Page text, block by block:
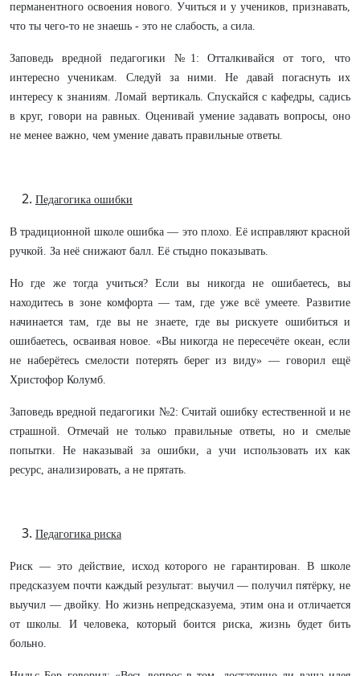
перманентного освоения нового. Учиться и у учеников, признавать,
что ты чего-то не знаешь - это не слабость, а сила.
Заповедь вредной педагогики №1: Отталкивайся от того, что
интересно ученикам. Следуй за ними. Не давай погаснуть их
интересу к знаниям. Ломай вертикаль. Спускайся с кафедры, садись
в круг, говори на равных. Оценивай умение задавать вопросы, оно
не менее важно, чем умение давать правильные ответы.
Педагогика ошибки
В традиционной школе ошибка — это плохо. Её исправляют красной
ручкой. За неё снижают балл. Её стыдно показывать.
Но где же тогда учиться? Если вы никогда не ошибаетесь, вы
находитесь в зоне комфорта — там, где уже всё умеете. Развитие
начинается там, где вы не знаете, где вы рискуете ошибиться и
ошибаетесь, осваивая новое. «Вы никогда не пересечёте океан, если
не наберётесь смелости потерять берег из виду» — говорил ещё
Христофор Колумб.
Заповедь вредной педагогики №2: Считай ошибку естественной и не
страшной. Отмечай не только правильные ответы, но и смелые
попытки. Не наказывай за ошибки, а учи использовать их как
ресурс, анализировать, а не прятать.
Педагогика риска
Риск — это действие, исход которого не гарантирован. В школе
предсказуем почти каждый результат: выучил — получил пятёрку, не
выучил — двойку. Но жизнь непредсказуема, этим она и отличается
от школы. И человека, который боится риска, жизнь будет бить
больно.